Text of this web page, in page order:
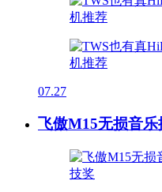
07.27
飞傲M15无损音